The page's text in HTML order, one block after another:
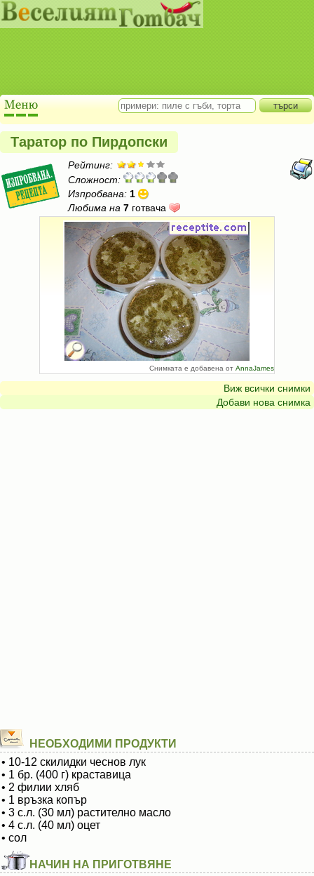
Таратор по Пирдопски
Рейтинг:
Сложност:
Изпробвана: 1
Любима на 7 готвача
Снимката е добавена от AnnaJames
Виж всички снимки
Добави нова снимка
НЕОБХОДИМИ ПРОДУКТИ
• 10-12 скилидки чеснов лук
• 1 бр. (400 г) краставица
• 2 филии хляб
• 1 връзка копър
• 3 с.л. (30 мл) растително масло
• 4 с.л. (40 мл) оцет
• сол
НАЧИН НА ПРИГОТВЯНЕ